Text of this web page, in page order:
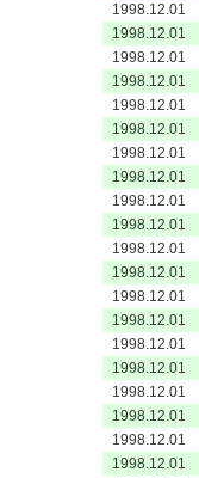
1998.12.01
1998.12.01
1998.12.01
1998.12.01
1998.12.01
1998.12.01
1998.12.01
1998.12.01
1998.12.01
1998.12.01
1998.12.01
1998.12.01
1998.12.01
1998.12.01
1998.12.01
1998.12.01
1998.12.01
1998.12.01
1998.12.01
1998.12.01